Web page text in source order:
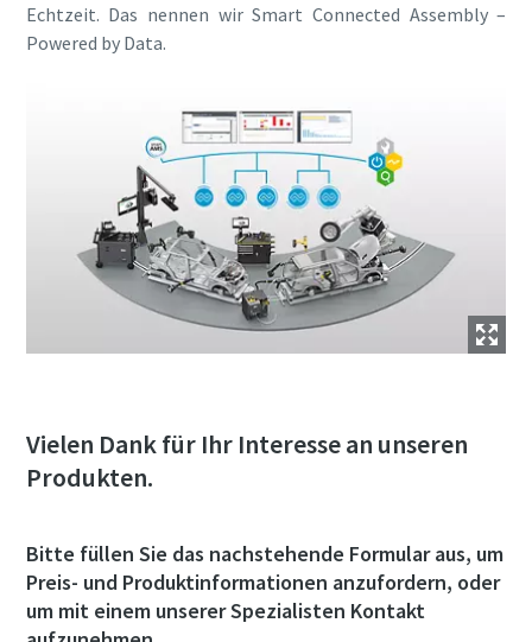
Echtzeit. Das nennen wir Smart Connected Assembly –
Powered by Data.
Vielen Dank für Ihr Interesse an unseren
Produkten.
Bitte füllen Sie das nachstehende Formular aus, um
Preis- und Produktinformationen anzufordern, oder
um mit einem unserer Spezialisten Kontakt